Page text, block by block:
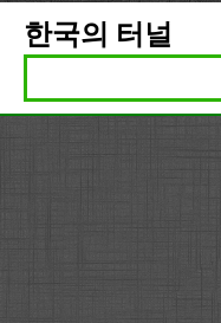
한국의 터널